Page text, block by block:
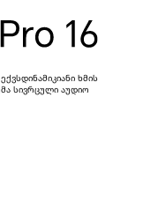
ხმის
სივრცული აუდიო